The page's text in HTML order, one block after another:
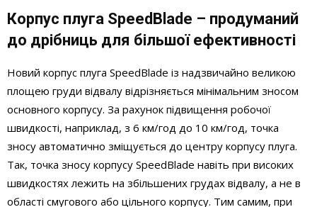
Корпус плуга SpeedBlade – продуманий
до дрібниць для більшої ефективності
Новий корпус плуга SpeedBlade із надзвичайно великою
площею груди відвалу відрізняється мінімальним зносом
основного корпусу. За рахунок підвищення робочої
швидкості, наприклад, з 6 км/год до 10 км/год, точка
зносу автоматично зміщується до центру корпусу плуга.
Так, точка зносу корпусу SpeedBlade навіть при високих
швидкостях лежить на збільшених грудах відвалу, а не в
області смугового або цільного корпусу. Тим самим, при